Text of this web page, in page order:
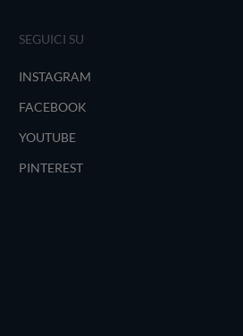
SEGUICI SU
INSTAGRAM
FACEBOOK
YOUTUBE
PINTEREST